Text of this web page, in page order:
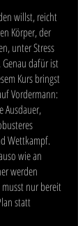
willst, reicht
Körper, der
unter Stress
dafür ist
Kurs bringst
Vordermann:
Ausdauer,
Wettkampf.
wie an
werden
nur bereit
statt